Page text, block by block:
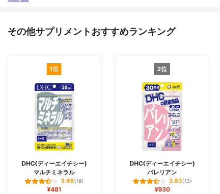
その他サプリメントおすすめランキング
1位
DHC(ディーエイチシー)
マルチミネラル
3.68(16)
¥481
2位
DHC(ディーエイチシー)
バレリアン
3.63(13)
¥930